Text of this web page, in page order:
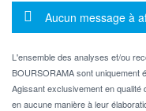
Message
Aucun message à
L'ensemble des analyses et/ou
BOURSORAMA sont uniquement
Agissant exclusivement en qualité
en aucune manière à leur